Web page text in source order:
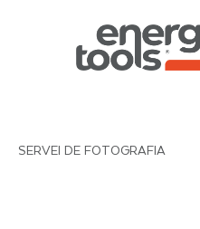
SERVEI DE FOTOGRAFIA